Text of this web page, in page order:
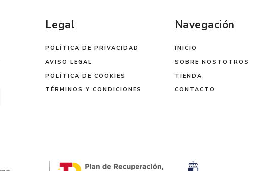
Legal
POLÍTICA DE PRIVACIDAD
AVISO LEGAL
POLÍTICA DE COOKIES
TÉRMINOS Y CONDICIONES
Navegación
INICIO
SOBRE NOSTOTROS
TIENDA
CONTACTO